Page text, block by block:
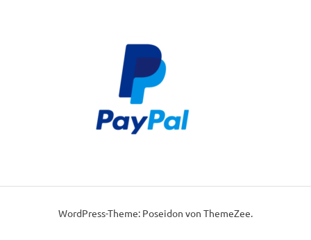
WordPress-Theme: Poseidon von ThemeZee.